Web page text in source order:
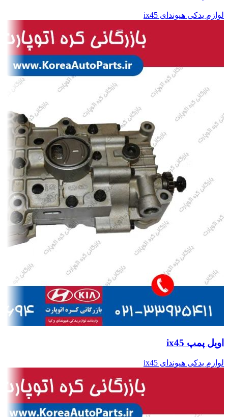
لوازم یدکی هیوندای ix45
اویل پمپ ix45
لوازم یدکی هیوندای ix45